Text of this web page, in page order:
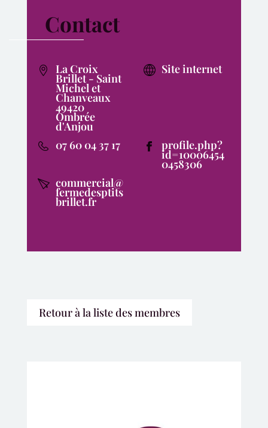
Contact
La Croix
Brillet - Saint
Michel et
Chanveaux
49420
Ombrée
d'Anjou
Site internet
07 60 04 37 17 profile.php?
id=10006454
0458306
commercial@
fermedesptits
brillet.fr
Retour à la liste des membres